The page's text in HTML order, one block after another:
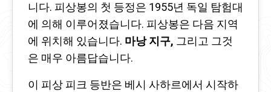
니다. 피상봉의 첫 등정은 1955년 독일 탐험대
에 의해 이루어졌습니다. 피상봉은 다음 지역
에 위치해 있습니다. 마낭 지구, 그리고 그것
은 매우 아름답습니다.
이 피상 피크 등반은 베시 사하르에서 시작하